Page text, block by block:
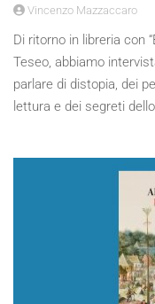
Vincenzo Mazzaccaro
Di ritorno in libreria con
Teseo, abbiamo
parlare di distopia, dei
lettura e dei segreti